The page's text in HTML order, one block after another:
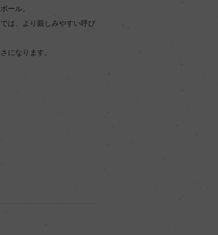
ール。
は、より親しみやすい呼び
になります。